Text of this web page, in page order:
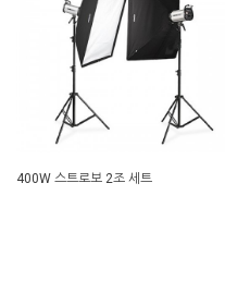
400W 스트로보 2조 세트